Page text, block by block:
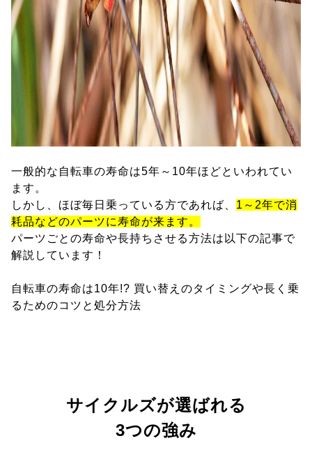
一般的な自転車の寿命は5年～10年ほどといわれてい
ます。
しかし、ほぼ毎日乗っている方であれば、 1～2年で消
耗品などのパーツに寿命が来ます。
パーツごとの寿命や長持ちさせる方法は以下の記事で
解説しています！
自転車の寿命は10年!? 買い替えのタイミングや長く乗
るためのコツと処分方法
サイクルズが選ばれる
3つの強み